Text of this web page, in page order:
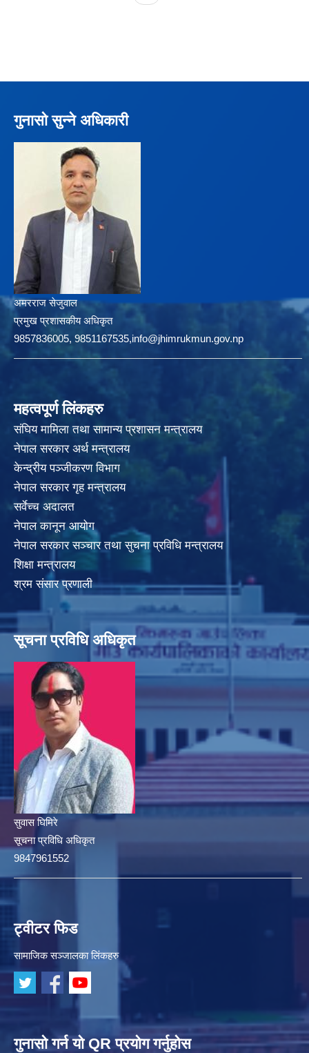
गुनासो सुन्ने अधिकारी
अमरराज सेजुवाल
प्रमुख प्रशासकीय अधिकृत
9857836005, 9851167535,info@jhimrukmun.gov.np
महत्वपूर्ण लिंकहरु
संघिय मामिला तथा सामान्य प्रशासन मन्त्रालय
नेपाल सरकार अर्थ मन्त्रालय
केन्द्रीय पञ्जीकरण विभाग
नेपाल सरकार गृह मन्त्रालय
सर्वेच्च अदालत
नेपाल कानून आयोग
नेपाल सरकार सञ्चार तथा सुचना प्रविधि मन्त्रालय
शिक्षा मन्त्रालय
श्रम संसार प्रणाली
सूचना प्रविधि अधिकृत
सुवास घिमिरे
सूचना प्रविधि अधिकृत
9847961552
ट्वीटर फिड
सामाजिक सञ्जालका लिंकहरु
गुनासो गर्न यो QR प्रयोग गर्नुहोस